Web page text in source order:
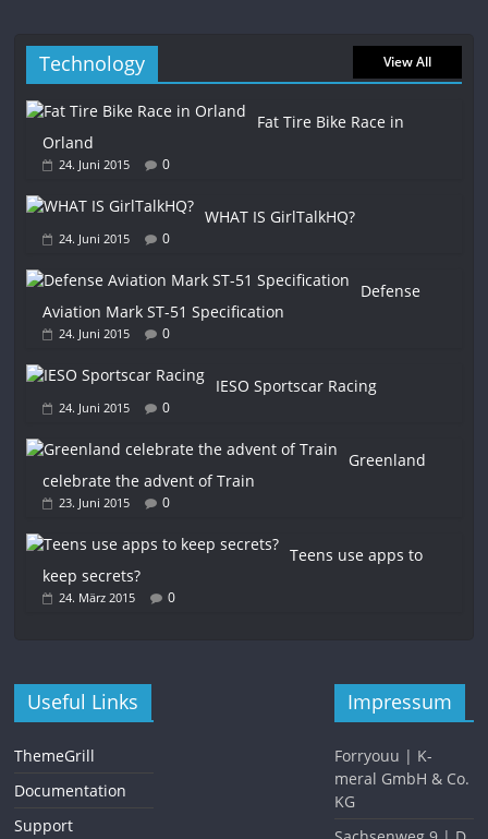
Technology View All
Fat Tire Bike Race in
Orland
24. Juni 2015 0
WHAT IS GirlTalkHQ?
24. Juni 2015 0
Defense
Aviation Mark ST-51 Specification
24. Juni 2015 0
IESO Sportscar Racing
24. Juni 2015 0
Greenland
celebrate the advent of Train
23. Juni 2015 0
Teens use apps to
keep secrets?
24. März 2015 0
Useful Links
ThemeGrill
Documentation
Support
Impressum
Forryouu | K-
meral GmbH & Co.
KG